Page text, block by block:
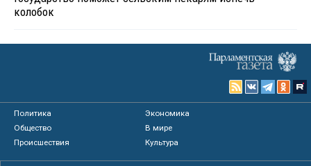
колобок
Политика
Экономика
Общество
В мире
Происшествия
Культура